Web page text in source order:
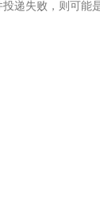
递失败，则可能